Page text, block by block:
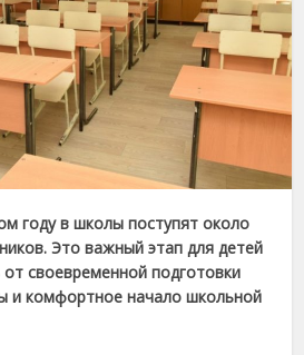
году в школы поступят около
Это важный этап для детей
своевременной подготовки
и комфортное начало школьной